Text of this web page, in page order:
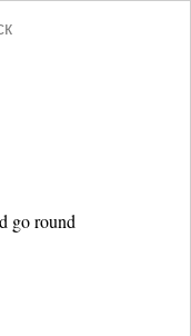
go round